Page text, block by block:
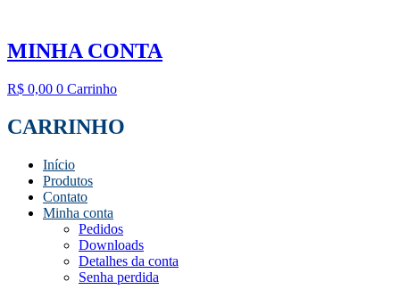
MINHA CONTA
R$ 0,00 0 Carrinho
CARRINHO
Início
Produtos
Contato
Minha conta
Pedidos
Downloads
Detalhes da conta
Senha perdida